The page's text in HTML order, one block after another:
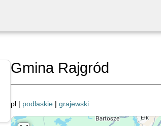
Gmina Rajgród
pl | podlaskie| grajewski